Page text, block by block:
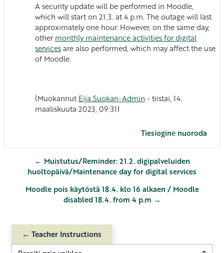
A security update will be performed in Moodle,
which will start on 21.3. at 4 p.m. The outage will last
approximately one hour. However, on the same day,
other monthly maintenance activities for digital
servicesare also performed, which may affect the use
of Moodle.
(MuokannutEija Suokari-Admin - tiistai, 14.
maaliskuuta 2023, 09:31)
Tiesioginė nuoroda
← Muistutus/Reminder: 21.2. digipalveluiden
huoltopäivä/Maintenance day for digital services
Moodle pois käytöstä 18.4. klo 16 alkaen / Moodle
disabled 18.4. from 4 p.m →
← Teacher Instructions